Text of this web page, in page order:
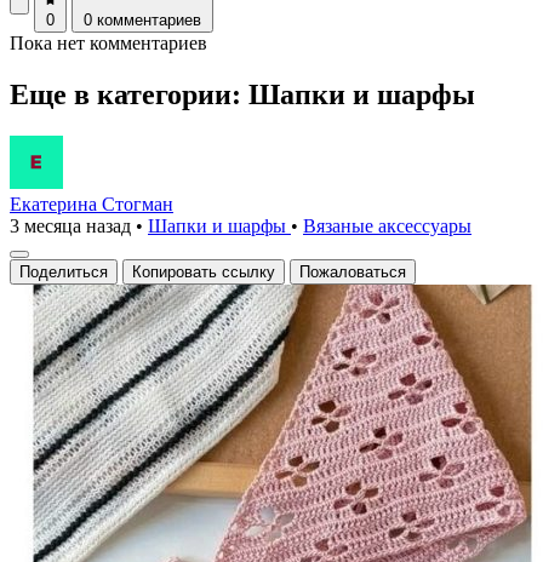
0 0 комментариев
Пока нет комментариев
Еще в категории: Шапки и шарфы
Екатерина Стогман
3 месяца назад • Шапки и шарфы • Вязаные аксесcуары
Поделиться Копировать ссылку Пожаловаться